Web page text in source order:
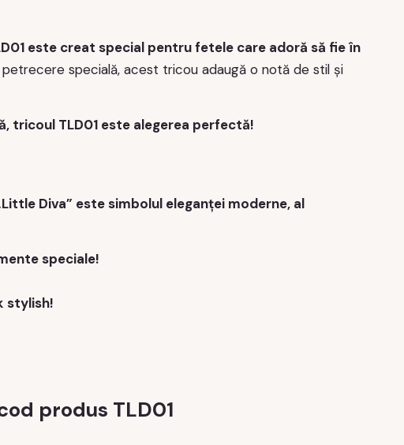
este creat special pentru fetele care adoră să fie în
specială, acest tricou adaugă o notă de stil și
tricoul TLD01 este alegerea perfectă!
Diva” este simbolul eleganței moderne, al
speciale!
stylish!
produs TLD01